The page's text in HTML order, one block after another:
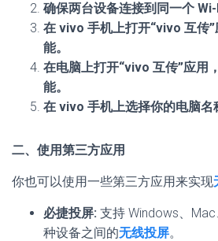
确保两台设备连接到同一个 Wi-
在 vivo 手机上打开“vivo 互传”
能。
在电脑上打开“vivo 互传”应用
能。
在 vivo 手机上选择你的电脑名
二、使用第三方应用
你也可以使用一些第三方应用来实现
必捷投屏: 支持 Windows、
种设备之间的无线投屏。